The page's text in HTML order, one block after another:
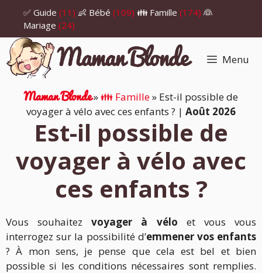
contenu
✅ Guide (11) 👶 Bébé (109) 👪 Famille (174) 👰
Mariage (24)
Menu
Maman Blonde»👪 Famille» Est-il possible de
voyager à vélo avec ces enfants ? | Août 2026
Est-il possible de
voyager à vélo avec
ces enfants ?
Vous souhaitezvoyager à vélo et vous vous
interrogez sur la possibilité d’emmener vos enfants
? À mon sens, je pense que cela est bel et bien
possible si les conditions nécessaires sont remplies.